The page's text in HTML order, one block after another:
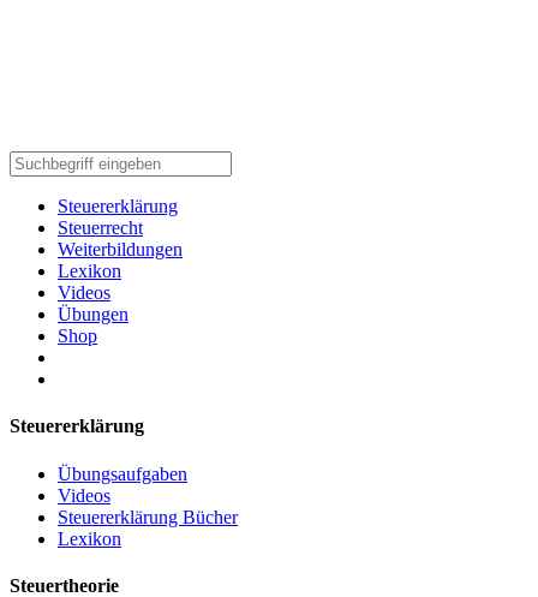
Steuererklärung
Steuerrecht
Weiterbildungen
Lexikon
Videos
Übungen
Shop
Steuererklärung
Übungsaufgaben
Videos
Steuererklärung Bücher
Lexikon
Steuertheorie